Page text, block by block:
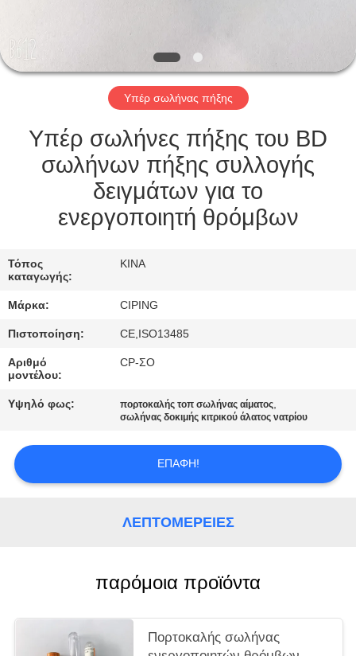
ΜΑΣ
ΕΛΆΤΕ
ΕΠΑΦΉ
ΖΗΤΉΣΤΕ
ΑΠΌΣΠΑΣΜΑ
SITEMAP
PRIVACY
Υπέρ σωλήνας πήξης
Υπέρ σωλήνες πήξης του BD
σωλήνων πήξης συλλογής
δειγμάτων για το
ενεργοποιητή θρόμβων
Τόπος
καταγωγής:
ΚΙΝΑ
Μάρκα: CIPING
Πιστοποίηση: CE,ISO13485
Αριθμό
μοντέλου:
CP-ΣΟ
Υψηλό φως: πορτοκαλής τοπ σωλήνας αίματος,
σωλήνας δοκιμής κιτρικού άλατος νατρίου
ΕΠΑΦΉ!
ΛΕΠΤΟΜΈΡΕΙΕΣ
παρόμοια προϊόντα
Πορτοκαλής σωλήνας